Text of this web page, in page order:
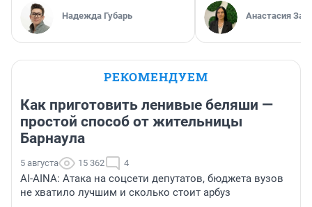
Надежда Губарь Анастасия
РЕКОМЕНДУЕМ
Как приготовить ленивые беляши —
простой способ от жительницы
Барнаула
5 августа 15 362 4
AI-AINA: Атака на соцсети депутатов, бюджета вузов
не хватило лучшим и сколько стоит арбуз